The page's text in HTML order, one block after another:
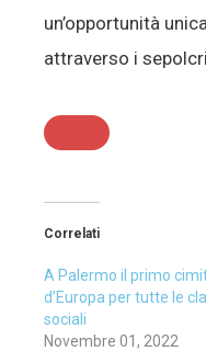
un’opportunità
attraverso i
Correlati
A Palermo il primo
d’Europa per tutte le
sociali
Novembre 01, 2022